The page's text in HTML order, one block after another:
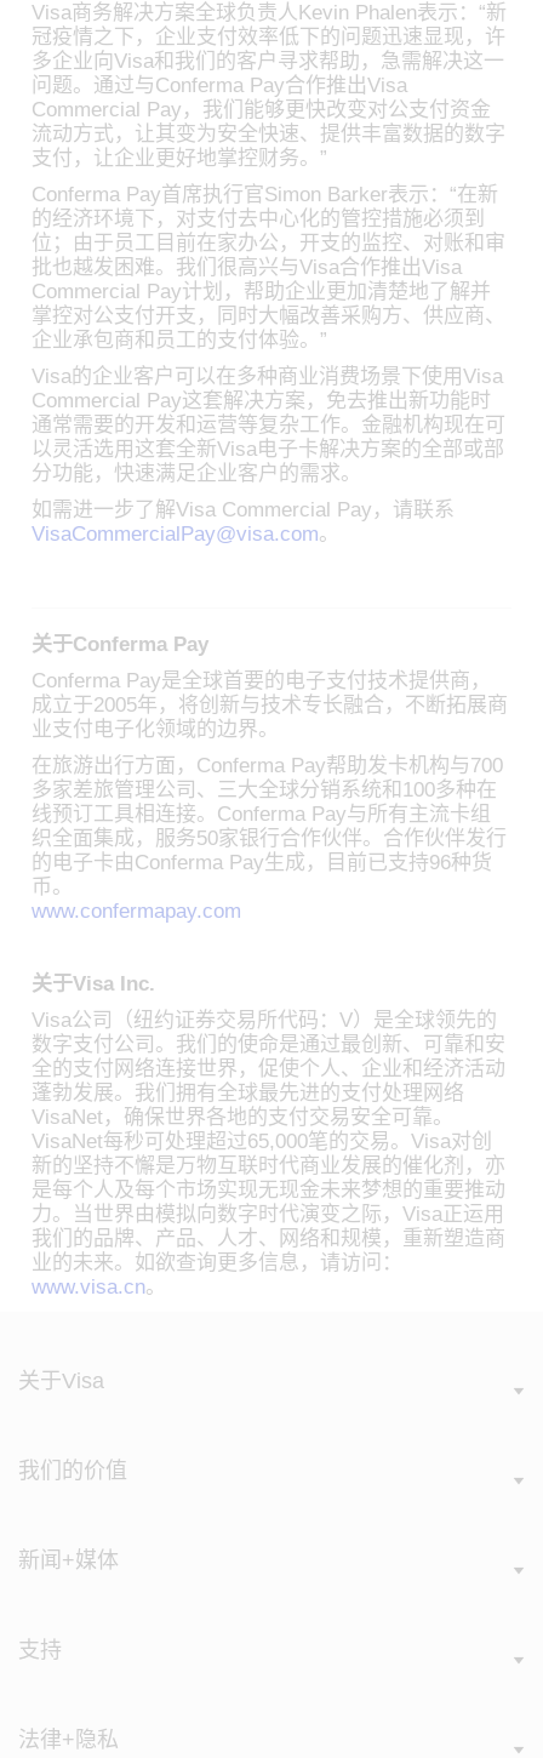
Visa商务解决方案全球负责人Kevin Phalen表示：“新
冠疫情之下，企业支付效率低下的问题迅速显现，许
多企业向Visa和我们的客户寻求帮助，急需解决这一
问题。通过与Conferma Pay合作推出Visa
Commercial Pay，我们能够更快改变对公支付资金
流动方式，让其变为安全快速、提供丰富数据的数字
支付，让企业更好地掌控财务。”
Conferma Pay首席执行官Simon Barker表示：“在新
的经济环境下，对支付去中心化的管控措施必须到
位；由于员工目前在家办公，开支的监控、对账和审
批也越发困难。我们很高兴与Visa合作推出Visa
Commercial Pay计划，帮助企业更加清楚地了解并
掌控对公支付开支，同时大幅改善采购方、供应商、
企业承包商和员工的支付体验。”
Visa的企业客户可以在多种商业消费场景下使用Visa
Commercial Pay这套解决方案，免去推出新功能时
通常需要的开发和运营等复杂工作。金融机构现在可
以灵活选用这套全新Visa电子卡解决方案的全部或部
分功能，快速满足企业客户的需求。
如需进一步了解Visa Commercial Pay，请联系
VisaCommercialPay@visa.com。
关于Conferma Pay
Conferma Pay是全球首要的电子支付技术提供商，
成立于2005年，将创新与技术专长融合，不断拓展商
业支付电子化领域的边界。
在旅游出行方面，Conferma Pay帮助发卡机构与700
多家差旅管理公司、三大全球分销系统和100多种在
线预订工具相连接。Conferma Pay与所有主流卡组
织全面集成，服务50家银行合作伙伴。合作伙伴发行
的电子卡由Conferma Pay生成，目前已支持96种货
币。
www.confermapay.com
关于Visa Inc.
Visa公司（纽约证券交易所代码：V）是全球领先的
数字支付公司。我们的使命是通过最创新、可靠和安
全的支付网络连接世界，促使个人、企业和经济活动
蓬勃发展。我们拥有全球最先进的支付处理网络
VisaNet，确保世界各地的支付交易安全可靠。
VisaNet每秒可处理超过65,000笔的交易。Visa对创
新的坚持不懈是万物互联时代商业发展的催化剂，亦
是每个人及每个市场实现无现金未来梦想的重要推动
力。当世界由模拟向数字时代演变之际，Visa正运用
我们的品牌、产品、人才、网络和规模，重新塑造商
业的未来。如欲查询更多信息，请访问：
www.visa.cn。
关于Visa
我们的价值
新闻+媒体
支持
法律+隐私